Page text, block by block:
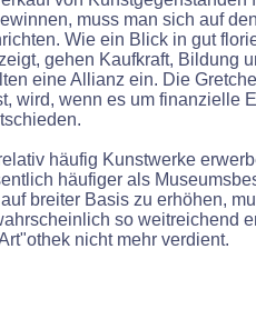
muss man sich auf
Wie ein Blick in gut
gehen Kaufkraft, Bildung
eine Allianz ein. Die
wird, wenn es um finanzielle
häufig Kunstwerke
häufiger als
breiter Basis zu erhöhen,
so weitreichend
nicht mehr verdient.